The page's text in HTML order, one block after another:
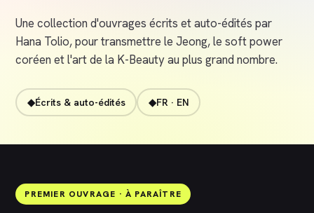
Une collection d'ouvrages écrits et auto-édités par
Hana Tolio, pour transmettre le Jeong, le soft power
coréen et l'art de la K-Beauty au plus grand nombre.
◆Écrits & auto-édités ◆FR · EN
정
THE ART
PREMIER OUVRAGE · À PARAÎTRE